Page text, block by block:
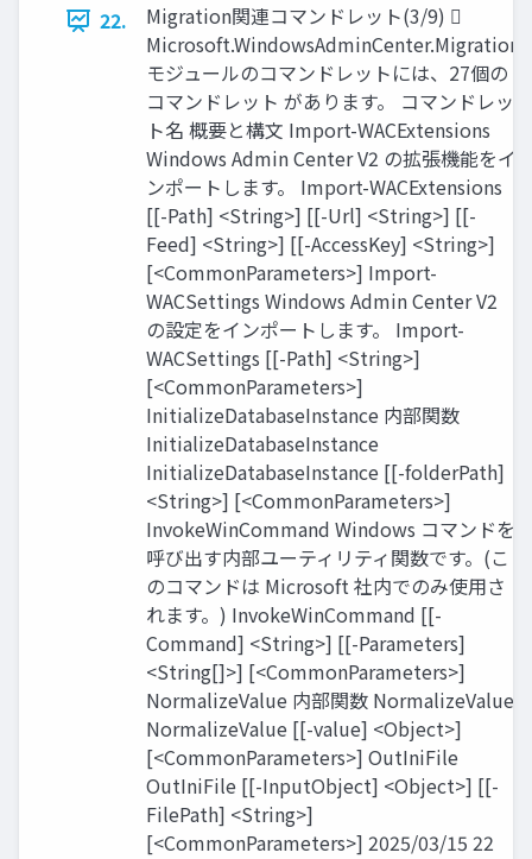
22.
Migration関連コマンドレット(3/9) 
Microsoft.WindowsAdminCenter.Migration
モジュールのコマンドレットには、27個の
コマンドレット があります。 コマンドレッ
ト名 概要と構文 Import-WACExtensions
Windows Admin Center V2 の拡張機能をイ
ンポートします。 Import-WACExtensions
[[-Path] <String>] [[-Url] <String>] [[-
Feed] <String>] [[-AccessKey] <String>]
[<CommonParameters>] Import-
WACSettings Windows Admin Center V2
の設定をインポートします。 Import-
WACSettings [[-Path] <String>]
[<CommonParameters>]
InitializeDatabaseInstance 内部関数
InitializeDatabaseInstance
InitializeDatabaseInstance [[-folderPath]
<String>] [<CommonParameters>]
InvokeWinCommand Windows コマンドを
呼び出す内部ユーティリティ関数です。(こ
のコマンドは Microsoft 社内でのみ使用さ
れます。) InvokeWinCommand [[-
Command] <String>] [[-Parameters]
<String[]>] [<CommonParameters>]
NormalizeValue 内部関数 NormalizeValue
NormalizeValue [[-value] <Object>]
[<CommonParameters>] OutIniFile
OutIniFile [[-InputObject] <Object>] [[-
FilePath] <String>]
[<CommonParameters>] 2025/03/15 22